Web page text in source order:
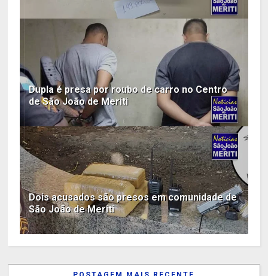
Dupla é presa por roubo de carro no Centro
de São João de Meriti
Dois acusados são presos em comunidade de
São João de Meriti